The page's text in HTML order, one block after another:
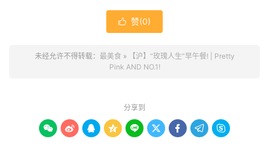
 赞(0)
未经允许不得转载： 最美食 »
【沪】“玫瑰人生”早午餐! | Pretty
Pink AND NO.1!
分享到
        